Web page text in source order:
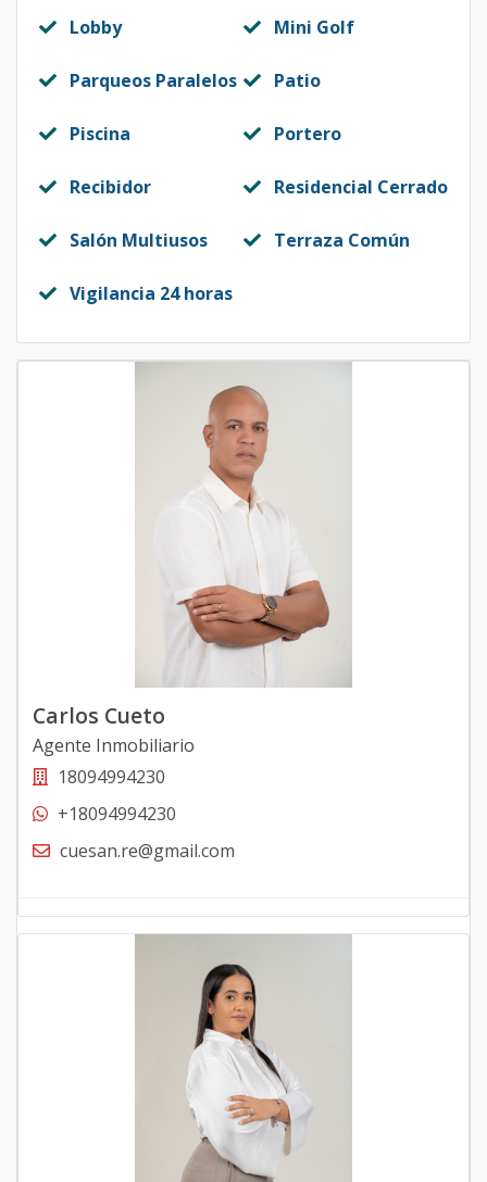
Lobby Mini Golf
Parqueos Paralelos Patio
Piscina Portero
Recibidor Residencial Cerrado
Salón Multiusos Terraza Común
Vigilancia 24 horas
Carlos Cueto
Agente Inmobiliario
18094994230
+18094994230
cuesan.re@gmail.com